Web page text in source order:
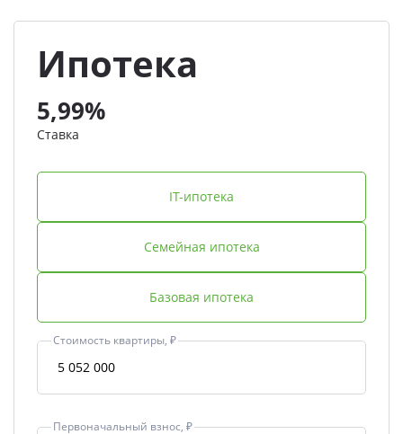
Ипотека
5,99%
Ставка
IT-ипотека
Семейная ипотека
Базовая ипотека
Стоимость квартиры, ₽
Первоначальный взнос, ₽